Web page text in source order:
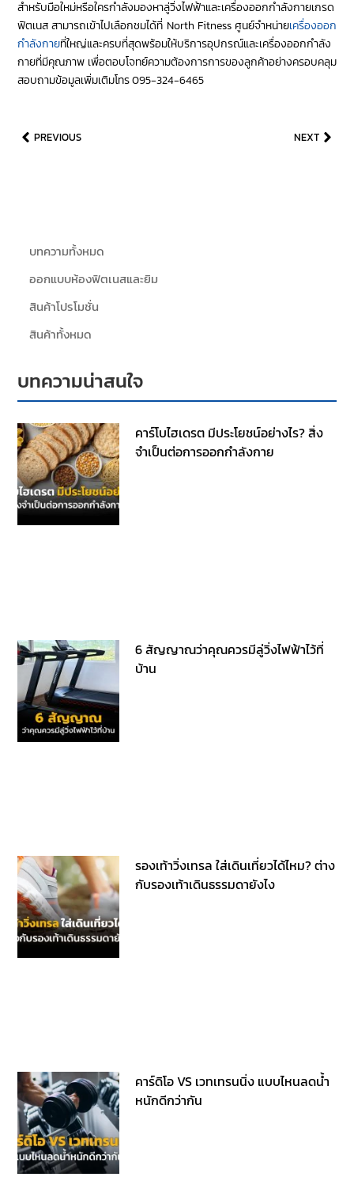
สำหรับมือใหม่หรือใครกำลังมองหาลู่วิ่งไฟฟ้าและเครื่องออกกำลังกายเกรด
ฟิตเนส สามารถเข้าไปเลือกชมได้ที่ North Fitness ศูนย์จำหน่ายเครื่องออก
กำลังกายที่ใหญ่และครบที่สุดพร้อมให้บริการอุปกรณ์และเครื่องออกกำลัง
กายที่มีคุณภาพ เพื่อตอบโจทย์ความต้องการการของลูกค้าอย่างครอบคลุม
สอบถามข้อมูลเพิ่มเติมโทร 095-324-6465
PREVIOUS NEXT
บทความทั้งหมด
ออกแบบห้องฟิตเนสและยิม
สินค้าโปรโมชั่น
สินค้าทั้งหมด
บทความน่าสนใจ
คาร์โบไฮเดรต มีประโยชน์อย่างไร? สิ่ง
จำเป็นต่อการออกกำลังกาย
6 สัญญาณว่าคุณควรมีลู่วิ่งไฟฟ้าไว้ที่
บ้าน
รองเท้าวิ่งเทรล ใส่เดินเที่ยวได้ไหม? ต่าง
กับรองเท้าเดินธรรมดายังไง
คาร์ดิโอ VS เวทเทรนนิ่ง แบบไหนลดน้ำ
หนักดีกว่ากัน